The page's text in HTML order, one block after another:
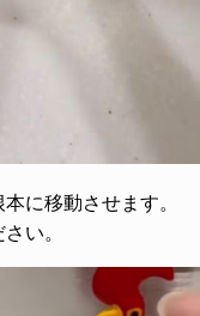
に移動させます。
い。